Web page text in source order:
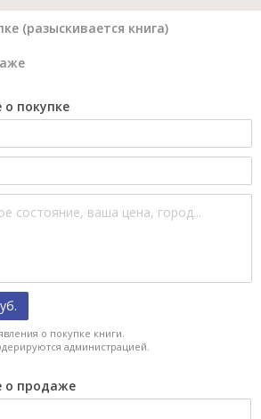
(разыскивается книга)
покупке
о покупке книги.
администрацией.
о продаже